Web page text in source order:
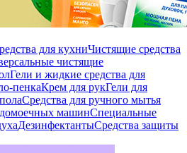
для кухниЧистящие средства
чистящие
Гели и жидкие средства для
пенкаКрем для рукГели для
Средства для ручного мытья
машинСпециальные
ДезинфектантыСредства защиты